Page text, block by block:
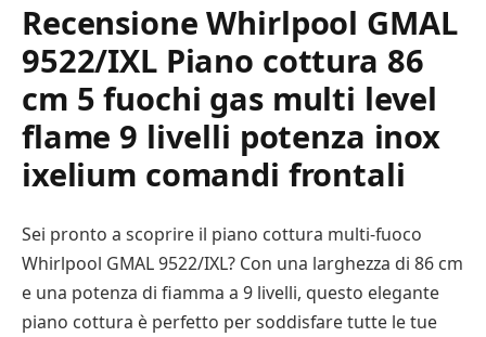
Recensione Whirlpool GMAL
9522/IXL Piano cottura 86
cm 5 fuochi gas multi level
flame 9 livelli potenza inox
ixelium comandi frontali
Sei pronto a scoprire il piano cottura multi-fuoco
Whirlpool GMAL 9522/IXL? Con una larghezza di 86 cm
e una potenza di fiamma a 9 livelli, questo elegante
piano cottura è perfetto per soddisfare tutte le tue